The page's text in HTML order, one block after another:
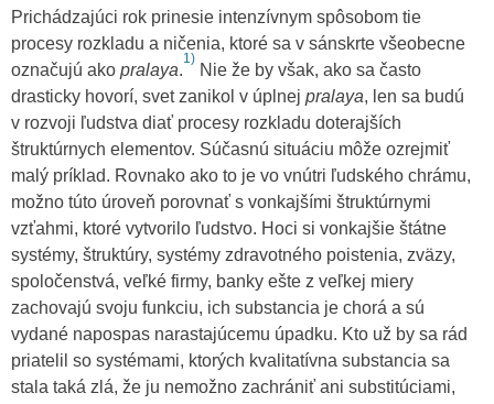
Prichádzajúci rok prinesie intenzívnym spôsobom tie
procesy rozkladu a ničenia, ktoré sa v sánskrte všeobecne
označujú ako pralaya.
1)
Nie že by však, ako sa často
drasticky hovorí, svet zanikol v úplnej pralaya, len sa budú
v rozvoji ľudstva diať procesy rozkladu doterajších
štruktúrnych elementov. Súčasnú situáciu môže ozrejmiť
malý príklad. Rovnako ako to je vo vnútri ľudského chrámu,
možno túto úroveň porovnať s vonkajšími štruktúrnymi
vzťahmi, ktoré vytvorilo ľudstvo. Hoci si vonkajšie štátne
systémy, štruktúry, systémy zdravotného poistenia, zväzy,
spoločenstvá, veľké firmy, banky ešte z veľkej miery
zachovajú svoju funkciu, ich substancia je chorá a sú
vydané napospas narastajúcemu úpadku. Kto už by sa rád
priatelil so systémami, ktorých kvalitatívna substancia sa
stala taká zlá, že ju nemožno zachrániť ani substitúciami,